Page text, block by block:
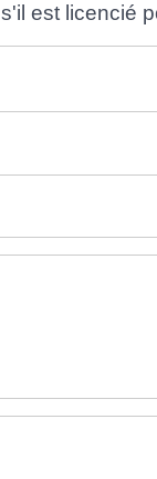
est licencié